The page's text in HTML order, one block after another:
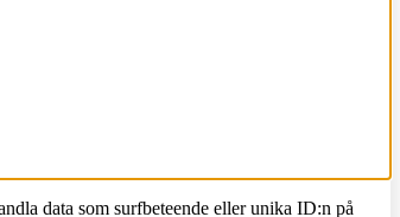
data som surfbeteende eller unika ID:n på